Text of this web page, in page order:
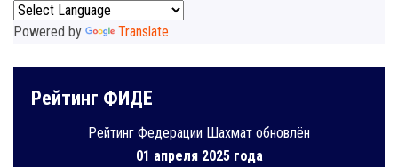
Powered by Translate
Рейтинг ФИДЕ
Рейтинг Федерации Шахмат обновлён
01 апреля 2025 года